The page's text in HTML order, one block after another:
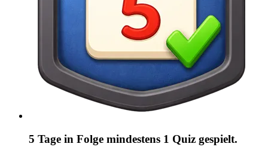
5 Tage in Folge mindestens 1 Quiz gespielt.